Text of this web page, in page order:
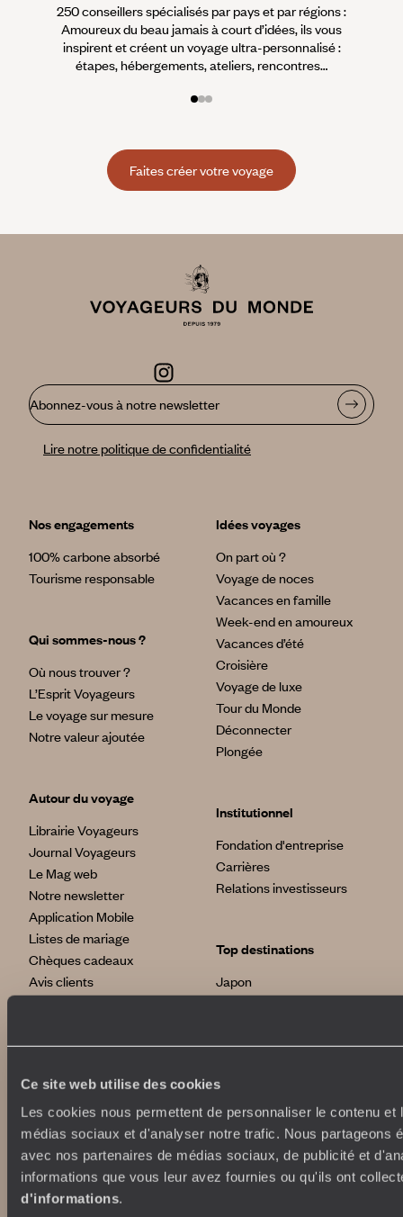
Ce site web utilise des cookies
Les cookies nous permettent de personnaliser le contenu
médias sociaux et d'analyser notre trafic. Nous partageons
avec nos partenaires de médias sociaux, de publicité et
informations que vous leur avez fournies ou qu'ils ont
d'informations.
250 conseillers spécialisés par pays et par régions :
Amoureux du beau jamais à court d’idées, ils vous
inspirent et créent un voyage ultra-personnalisé :
étapes, hébergements, ateliers, rencontres…
Faites créer votre voyage
Abonnez-vous à notre newsletter
Lire notre politique de confidentialité
Nos engagements
100% carbone absorbé
Tourisme responsable
Qui sommes-nous ?
Où nous trouver ?
L’Esprit Voyageurs
Le voyage sur mesure
Notre valeur ajoutée
Autour du voyage
Librairie Voyageurs
Journal Voyageurs
Le Mag web
Notre newsletter
Application Mobile
Listes de mariage
Chèques cadeaux
Avis clients
assurances
Nos maisons
Le Steam Ship Sudan
Satyagraha House
La Flâneuse du Nil
Idées voyages
On part où ?
Voyage de noces
Vacances en famille
Week-end en amoureux
Vacances d’été
Croisière
Voyage de luxe
Tour du Monde
Déconnecter
Plongée
Institutionnel
Fondation d'entreprise
Carrières
Relations investisseurs
Top destinations
Japon
Australie
Indonésie
Etats-Unis
Brésil
Grèce